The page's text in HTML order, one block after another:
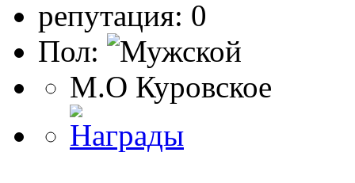
репутация: 0
Пол:
М.О Куровское